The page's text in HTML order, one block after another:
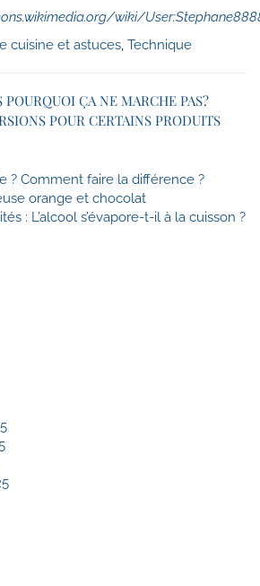
wiki/
cuisine et astuces, Technique
ÇA NE MARCHE PAS?
POUR CERTAINS PRODUITS
? Comment faire la différence ?
orange et chocolat
: L’alcool s’évapore-t-il à la cuisson ?